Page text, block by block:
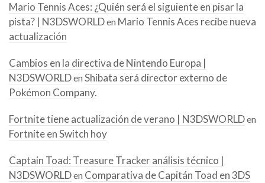
Mario Tennis Aces: ¿Quién será el siguiente en pisar la
pista? | N3DSWORLDen Mario Tennis Aces recibe nueva
actualización
Cambios en la directiva de Nintendo Europa |
N3DSWORLDen Shibata será director externo de
Pokémon Company.
Fortnite tiene actualización de verano | N3DSWORLDen
Fortnite en Switch hoy
Captain Toad: Treasure Tracker análisis técnico |
N3DSWORLDen Comparativa de Capitán Toad en 3DS